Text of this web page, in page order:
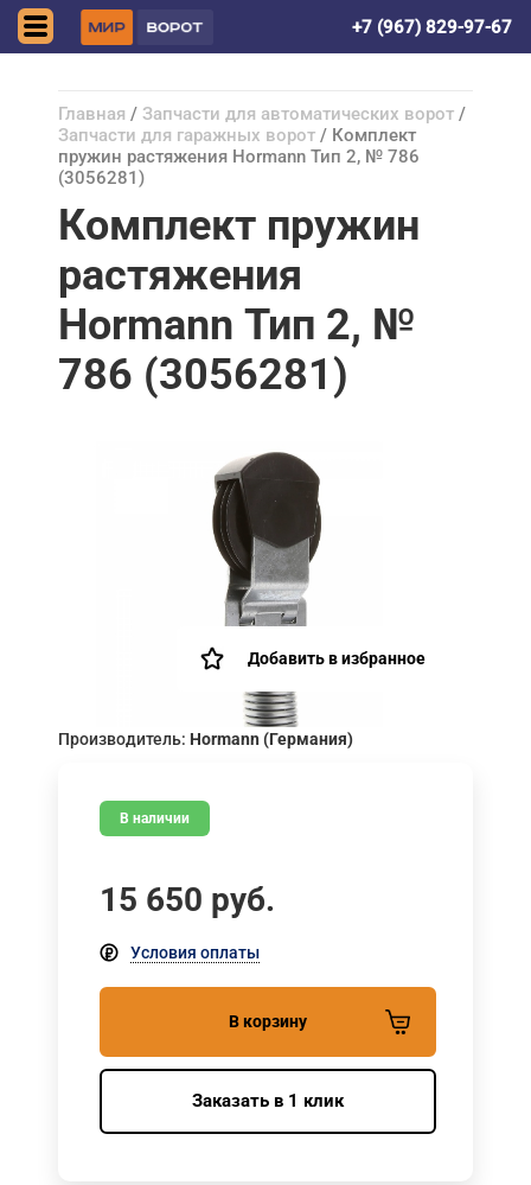
+7 (967) 829-97-67
Главная / Запчасти для автоматических ворот /
Запчасти для гаражных ворот / Комплект
пружин растяжения Hormann Тип 2, № 786
(3056281)
Комплект пружин
растяжения
Hormann Тип 2, №
786 (3056281)
Добавить в избранное
Производитель: Hormann (Германия)
В наличии
15 650 руб.
Условия оплаты
В корзину
Заказать в 1 клик